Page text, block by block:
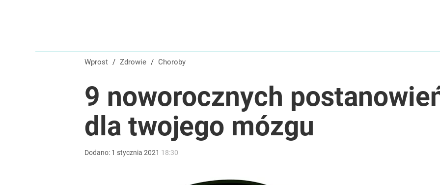
Wprost / Zdrowie / Choroby
9 noworocznych
dla twojego mózgu
Dodano: 1 stycznia 2021 18:30